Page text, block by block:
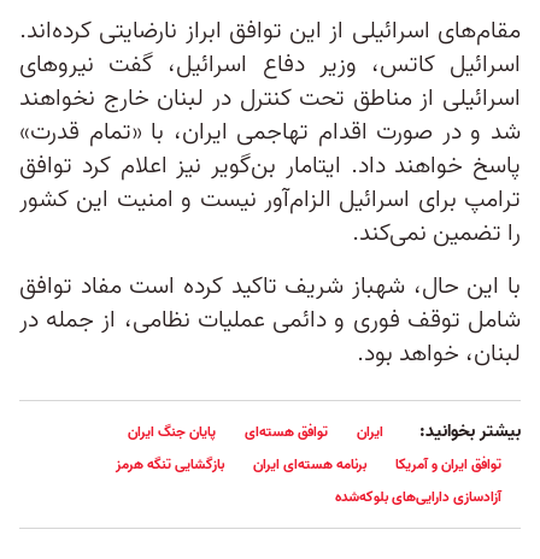
مقام‌های اسرائیلی از این توافق ابراز نارضایتی کرده‌اند.
اسرائیل کاتس، وزیر دفاع اسرائیل، گفت نیروهای
اسرائیلی از مناطق تحت کنترل در لبنان خارج نخواهند
شد و در صورت اقدام تهاجمی ایران، با «تمام قدرت»
پاسخ خواهند داد. ایتامار بن‌گویر نیز اعلام کرد توافق
ترامپ برای اسرائیل الزام‌آور نیست و امنیت این کشور
را تضمین نمی‌کند.
با این حال، شهباز شریف تاکید کرده است مفاد توافق
شامل توقف فوری و دائمی عملیات نظامی، از جمله در
لبنان، خواهد بود.
بیشتر بخوانید: ایران توافق هسته‌ای
پایان جنگ ایران
توافق ایران و آمریکا
برنامه هسته‌ای ایران
بازگشایی تنگه هرمز
آزادسازی دارایی‌های بلوکه‌شده